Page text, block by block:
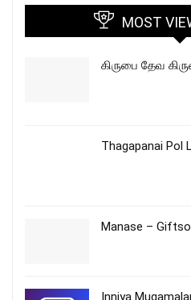
MOST
கிருபை தேவ
Thagapanai
Manase –
Inniya